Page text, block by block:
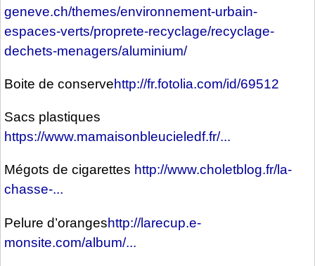
geneve.ch/themes/environnement-urbain-
espaces-verts/proprete-recyclage/recyclage-
dechets-menagers/aluminium/
Boite de conservehttp://fr.fotolia.com/id/69512
Sacs plastiques
https://www.mamaisonbleucieledf.fr/...
Mégots de cigarettes http://www.choletblog.fr/la-
chasse-...
Pelure d’orangeshttp://larecup.e-
monsite.com/album/...